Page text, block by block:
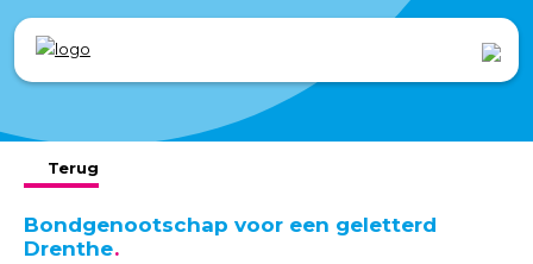
Terug
Bondgenootschap voor een geletterd
Drenthe